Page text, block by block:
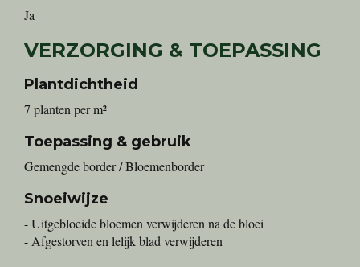
Ja
VERZORGING & TOEPASSING
Plantdichtheid
7 planten per m²
Toepassing & gebruik
Gemengde border / Bloemenborder
Snoeiwijze
- Uitgebloeide bloemen verwijderen na de bloei
- Afgestorven en lelijk blad verwijderen